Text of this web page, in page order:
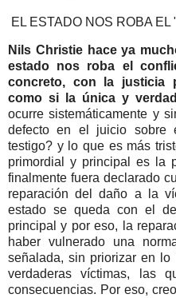
EL ESTADO NOS ROBA EL
Nils Christie hace ya
estado nos roba el
concreto, con la justicia
como si la única y
ocurre sistemáticamente y
defecto en el juicio sobre
testigo? y lo que es más
primordial y principal es la
finalmente fuera declarado
reparación del daño a la
estado se queda con el
principal y por eso, la
haber vulnerado una
señalada, sin priorizar en lo
verdaderas víctimas, las
consecuencias. Por eso,